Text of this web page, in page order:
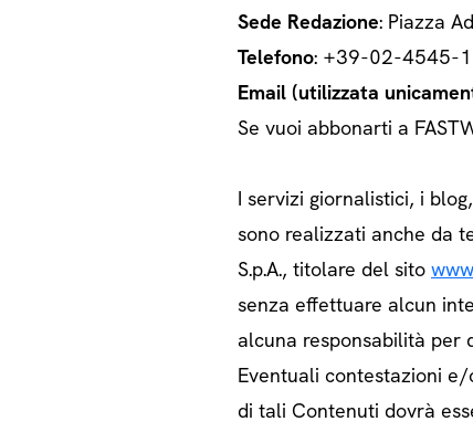
Sede Redazione: Piazza
Telefono: +39-02-4545-1
Email (utilizzata
Se vuoi abbonarti a
I servizi giornalistici, i
sono realizzati anche da
S.p.A., titolare del sito
senza effettuare alcun
alcuna responsabilità per
Eventuali contestazioni
di tali Contenuti dovrà